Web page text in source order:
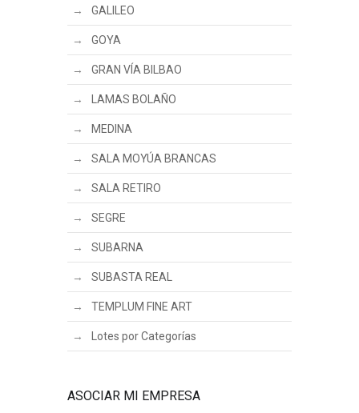
GALILEO
GOYA
GRAN VÍA BILBAO
LAMAS BOLAÑO
MEDINA
SALA MOYÚA BRANCAS
SALA RETIRO
SEGRE
SUBARNA
SUBASTA REAL
TEMPLUM FINE ART
Lotes por Categorías
ASOCIAR MI EMPRESA